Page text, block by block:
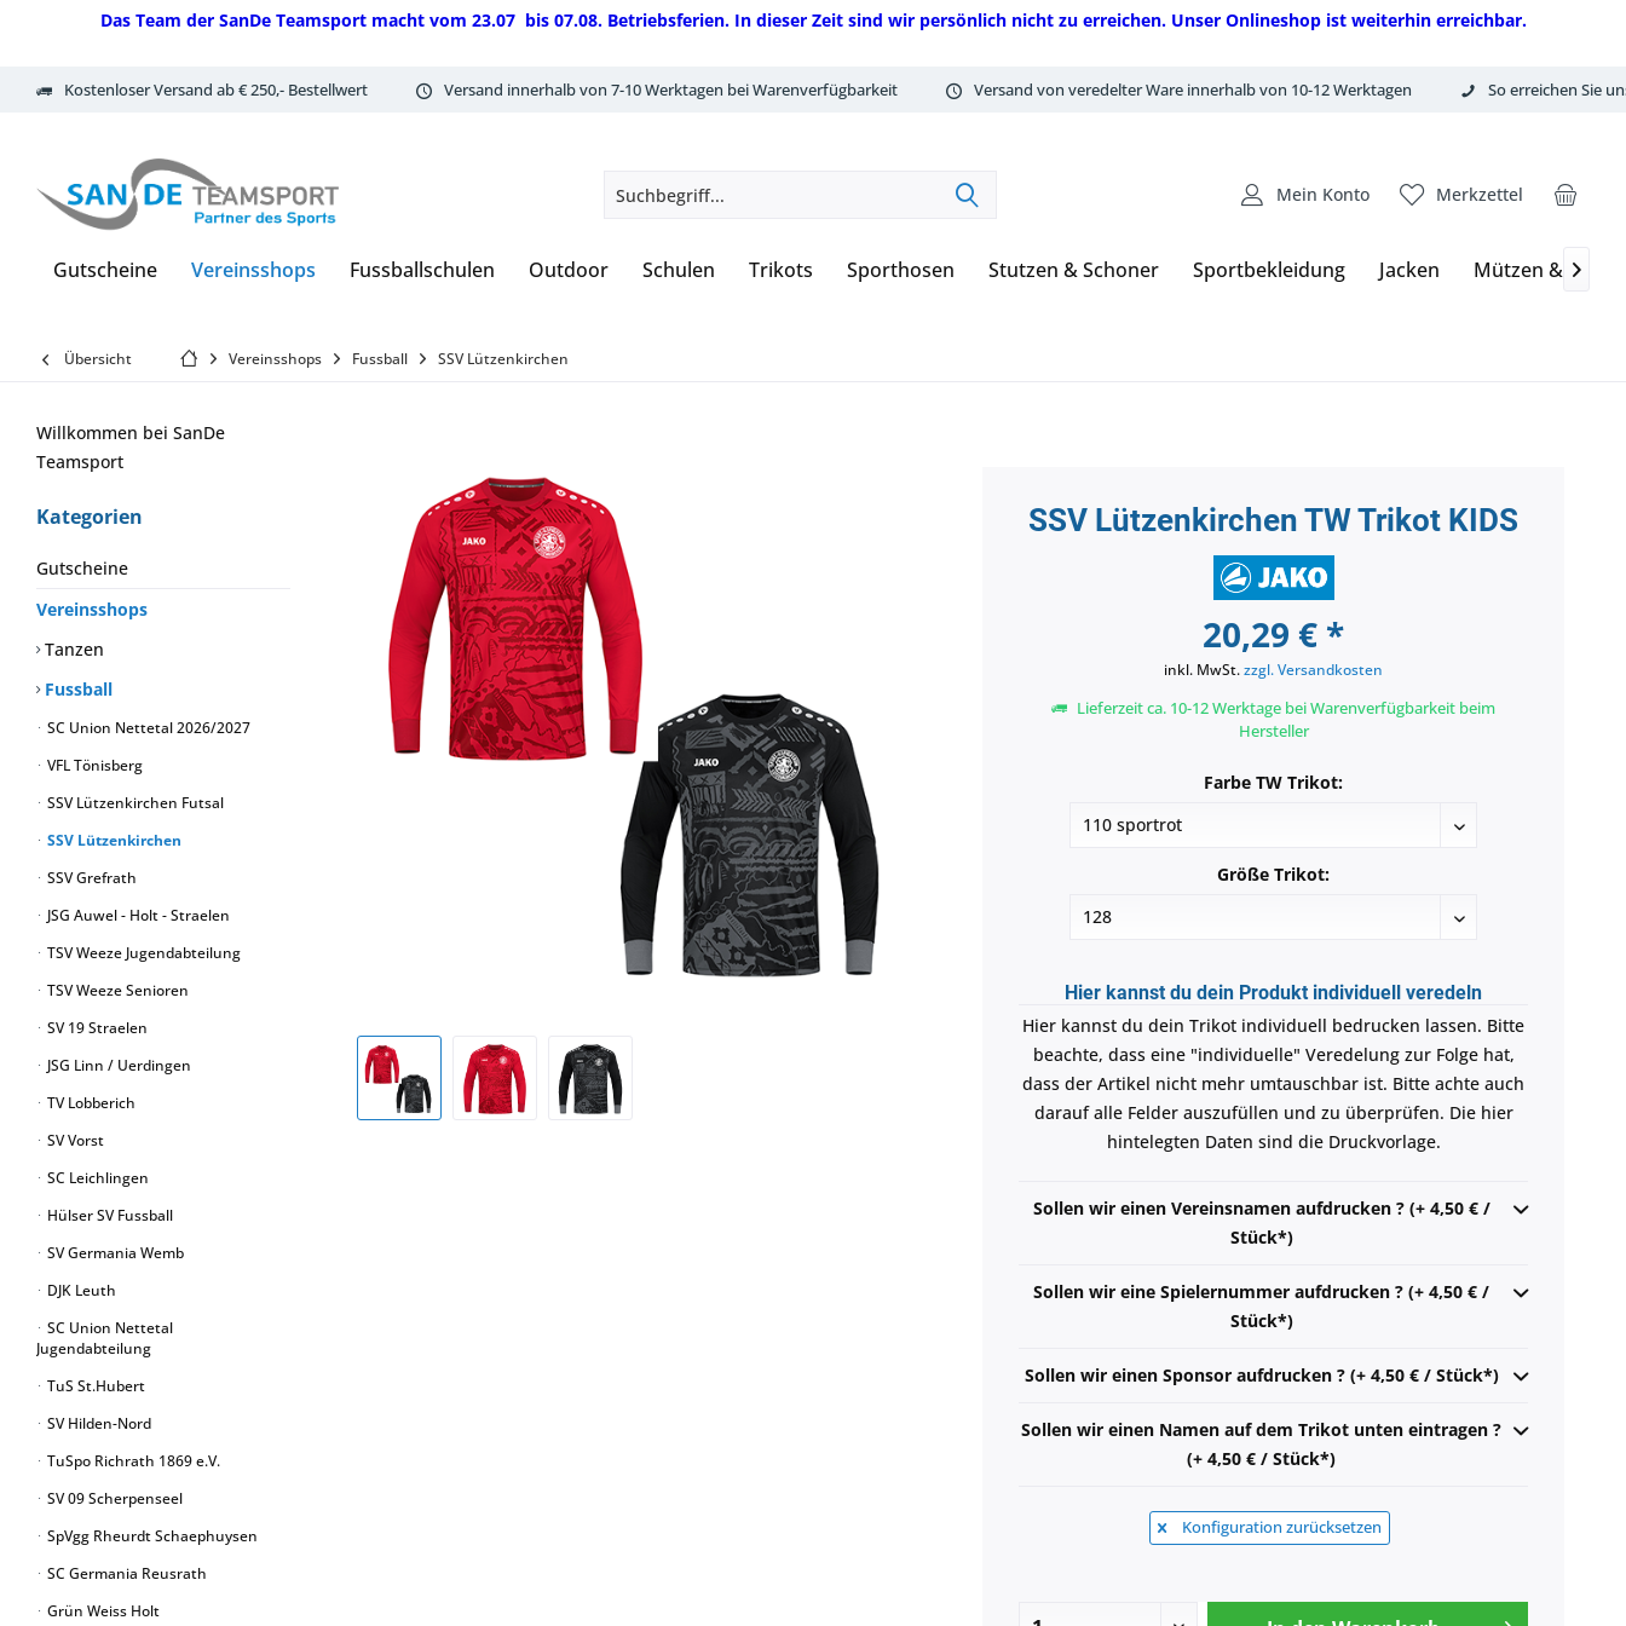
Das Team der SanDe Teamsport macht vom 23.07 bis 07.08. Betriebsferien. In dieser Zeit sind wir persönlich nicht zu erreichen. Unser Onlineshop ist weiterhin erreichbar.
Kostenloser Versand ab € 250,- Bestellwert Versand innerhalb von 7-10 Werktagen bei Warenverfügbarkeit Versand von veredelter Ware innerhalb von 10-12 Werktagen So erreichen Sie
Merkzettel
Mein Konto
Gutscheine Vereinsshops Fussballschulen Outdoor Schulen Trikots Sporthosen Stutzen & Schoner Sportbekleidung Jacken Mützen & 
Übersicht Vereinsshops Fussball SSV Lützenkirchen
Willkommen bei SanDe
Teamsport
Kategorien
Gutscheine
Vereinsshops
Tanzen
Fussball
SC Union Nettetal 2026/2027
VFL Tönisberg
SSV Lützenkirchen Futsal
SSV Lützenkirchen
SSV Grefrath
JSG Auwel - Holt - Straelen
TSV Weeze Jugendabteilung
TSV Weeze Senioren
SV 19 Straelen
JSG Linn / Uerdingen
TV Lobberich
SV Vorst
SC Leichlingen
Hülser SV Fussball
SV Germania Wemb
DJK Leuth
SC Union Nettetal
Jugendabteilung
TuS St.Hubert
SV Hilden-Nord
TuSpo Richrath 1869 e.V.
SV 09 Scherpenseel
SpVgg Rheurdt Schaephuysen
SC Germania Reusrath
Grün Weiss Holt
SSV Lützenkirchen TW Trikot KIDS
20,29 € *
inkl. MwSt.zzgl. Versandkosten
Lieferzeit ca. 10-12 Werktage bei Warenverfügbarkeit beim
Hersteller
Farbe TW Trikot:
Größe Trikot:
Hier kannst du dein Produkt individuell veredeln
Hier kannst du dein Trikot individuell bedrucken lassen. Bitte
beachte, dass eine "individuelle" Veredelung zur Folge hat,
dass der Artikel nicht mehr umtauschbar ist. Bitte achte auch
darauf alle Felder auszufüllen und zu überprüfen. Die hier
hintelegten Daten sind die Druckvorlage.
Sollen wir einen Vereinsnamen aufdrucken ? (+ 4,50 € /
Stück*)
Sollen wir eine Spielernummer aufdrucken ? (+ 4,50 € /
Stück*)
Sollen wir einen Sponsor aufdrucken ? (+ 4,50 € / Stück*)
Sollen wir einen Namen auf dem Trikot unten eintragen ?
(+ 4,50 € / Stück*)
Konfiguration zurücksetzen